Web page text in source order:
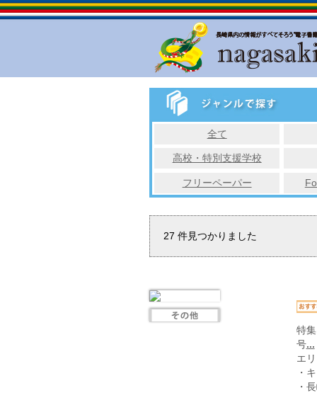
全て
高校・特別支援学校
フリーペーパー
27 件見つかりました
特
号...
エ
・
・